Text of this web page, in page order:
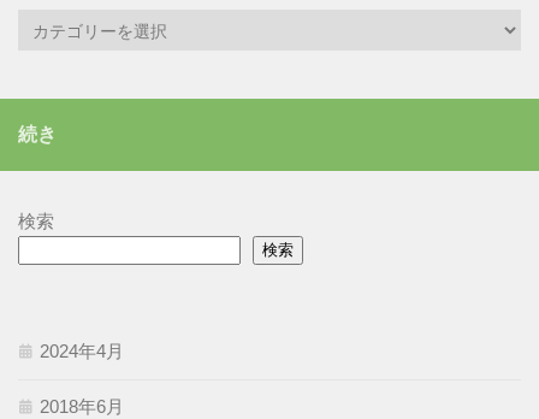
ー
続き
検索
検索
2024年4月
2018年6月